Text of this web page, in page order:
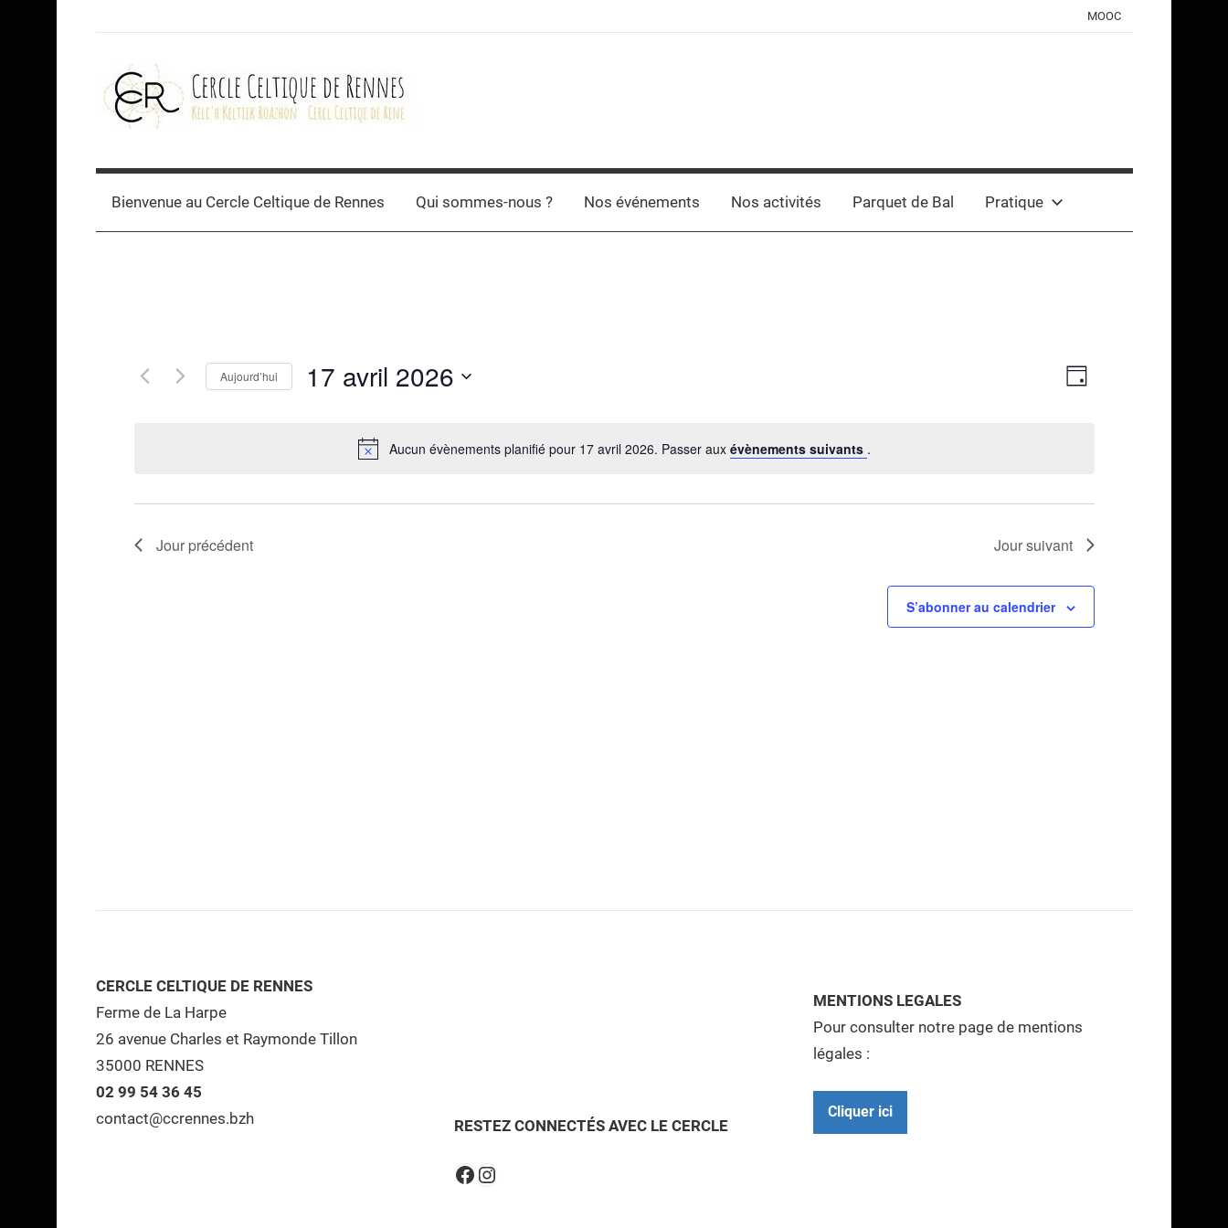
MOOC
Cercle
celtique
Bienvenue au Cercle Celtique de Rennes Qui sommes-nous ? Nos événements Nos activités Parquet de Bal Pratique
Aucun évènements planifié pour 17 avril 2026. Passer aux évènements suivants .
Navigation
Navigation
Jour
Aujourd’hui 17 avril 2026
Jour précédent Jour suivant
S’abonner au calendrier
CERCLE CELTIQUE DE RENNES
Ferme de La Harpe
26 avenue Charles et Raymonde Tillon
35000 RENNES
02 99 54 36 45
contact@ccrennes.bzh
RESTEZ CONNECTÉS AVEC LE CERCLE
Facebook
Instagram
MENTIONS LEGALES
Pour consulter notre page de mentions
légales :
Cliquer ici